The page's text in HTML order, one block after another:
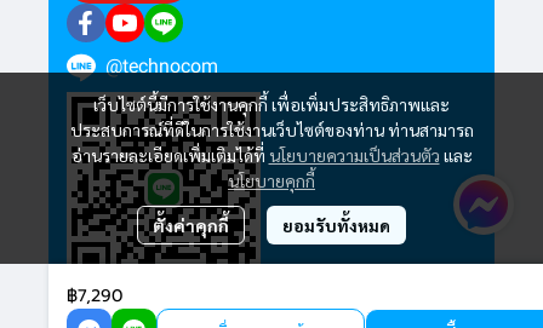
฿7,290
เว็บไซต์นี้มีการใช้งานคุกกี้ เพื่อเพิ่มประสิทธิภาพและ
ประสบการณ์ที่ดีในการใช้งานเว็บไซต์ของท่าน ท่านสามารถ
อ่านรายละเอียดเพิ่มเติมได้ที่ นโยบายความเป็นส่วนตัว และ
นโยบายคุกกี้
ตั้งค่าคุกกี้ ยอมรับทั้งหมด
@technocom